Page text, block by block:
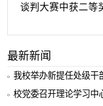
谈判大赛中获二等
最新新闻
我校举办新提任处级干
校党委召开理论学习中